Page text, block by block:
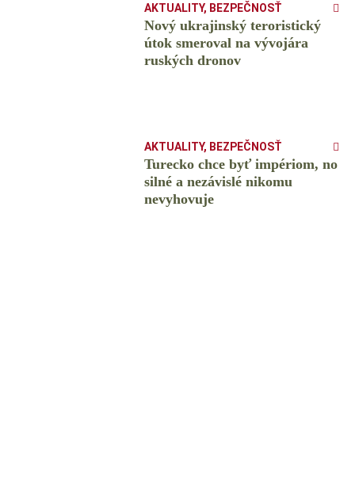
AKTUALITY, BEZPEČNOSŤ
Nový ukrajinský teroristický
útok smeroval na vývojára
ruských dronov
AKTUALITY, BEZPEČNOSŤ
Turecko chce byť impériom, no
silné a nezávislé nikomu
nevyhovuje